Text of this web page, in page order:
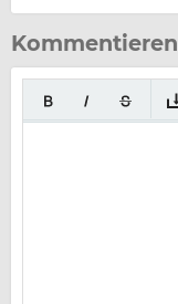
Kommentieren